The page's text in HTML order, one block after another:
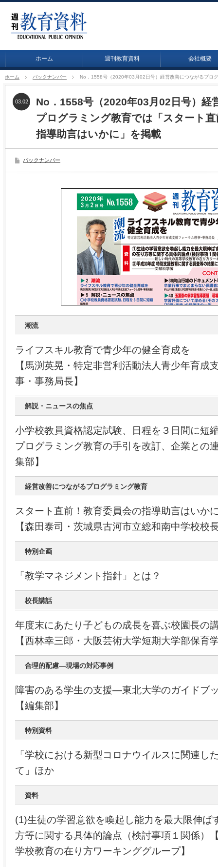
ホーム 週刊教育資料 会社概要
ホーム バックナンバー No．1558号（2020年03月02日号）経営改善につながるプロ
No．1558号（2020年03月02日号）経
プログラミング教育では「スタート
指導助言はいかに」を掲載
03.02
バックナンバー
潮流
ライフスキル教育で青少年の健全育成を
【馬渕英晃・特定非営利活動法人青少年育成
事・事務局長】
解説・ニュースの焦点
小学校教員資格認定試験、日程を３日間に短
プログラミング教育の手引を改訂、企業との
集部】
経営改善につながるプログラミング教育
スタート直前！教育委員会の指導助言はいか
【森田泰司・茨城県古河市立総和南中学校校
特別企画
「教学マネジメント指針」とは？
校長講話
年度末にあたり子どもの成長を喜ぶ校園長の
【西林幸三郎・大阪芸術大学短期大学部保育
合理的配慮―現場の対応事例
障害のある学生の支援―東北大学のガイドブ
【編集部】
特別資料
「学校における新型コロナウイルスに関連し
て」ほか
資料
(1)生徒の学習意欲を喚起し能力を最大限伸ば
方等に関する具体的論点（検討事項１関係）
学校教育の在り方ワーキンググループ】